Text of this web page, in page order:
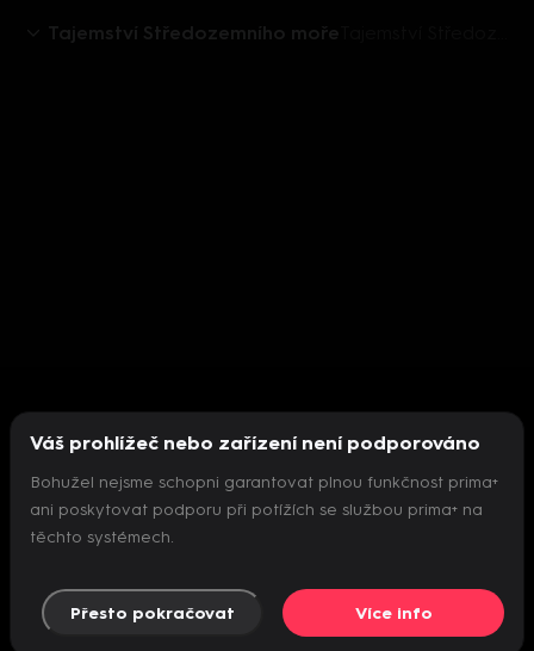
Tajemství Středozemního moře
Nepodařilo se inicializovat přehrávač
Váš prohlížeč nebo zařízení není podporováno
Bohužel nejsme schopni garantovat plnou funkčnost prima+
ani poskytovat podporu při potížích se službou prima+ na
těchto systémech.
Přesto pokračovat Více info